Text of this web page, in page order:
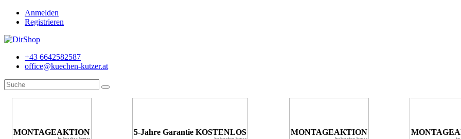
Anmelden
Registrieren
+43 6642582587
office@kuechen-kutzer.at
MONTAGEAKTION 5-Jahre Garantie KOSTENLOS MONTAGEAKTION